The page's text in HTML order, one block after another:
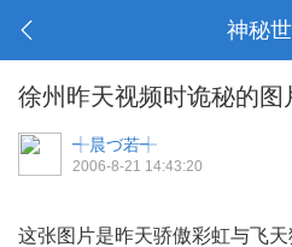
神秘
徐州昨天视频时诡秘的图
┽晨づ若┽
2006-8-21 14:43:20
这张图片是昨天骄傲彩虹与飞